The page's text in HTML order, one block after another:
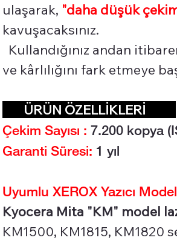
ulaşarak, "daha düşük
kavuşacaksınız.
Kullandığınız andan
ve kârlılığını fark etmeye
ÜRÜN ÖZELLİKLERİ
Çekim Sayısı : 7.200 kopya
Garanti Süresi: 1 yıl
Uyumlu XEROX Yazıcı
Kyocera Mita "KM" model
KM1500, KM1815, KM1820